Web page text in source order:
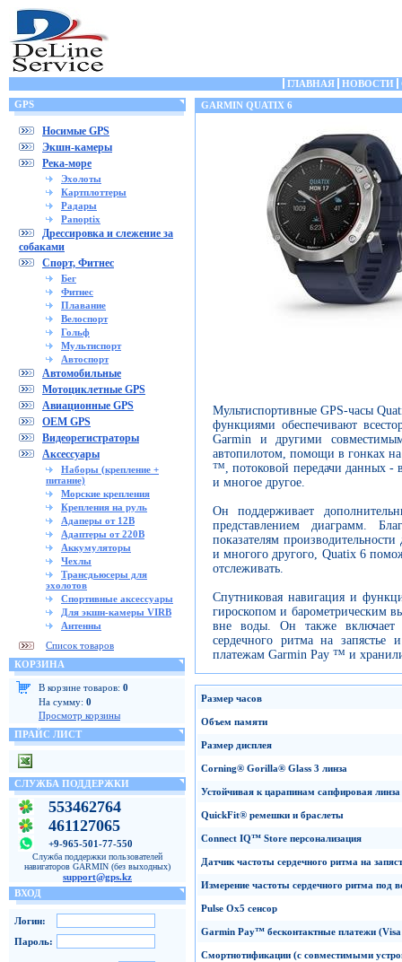
ГЛАВНАЯ НОВОСТИ
GPS
Носимые GPS
Экшн-камеры
Река-море
Эхолоты
Картплоттеры
Радары
Panoptix
Дрессировка и слежение за
собаками
Спорт, Фитнес
Бег
Фитнес
Плавание
Велоспорт
Гольф
Мультиспорт
Автоспорт
Автомобильные
Мотоциклетные GPS
Авиационные GPS
OEM GPS
Видеорегистраторы
Аксессуары
Наборы (крепление +
питание)
Морские крепления
Крепления на руль
Адаперы от 12В
Адаптеры от 220В
Аккумуляторы
Чехлы
Трансдьюсеры для
эхолотов
Спортивные аксессуары
Для экшн-камеры VIRB
Антенны
Список товаров
КОРЗИНА
В корзине товаров: 0
На сумму: 0
Просмотр корзины
ПРАЙС ЛИСТ
СЛУЖБА ПОДДЕРЖКИ
553462764
461127065
+9-965-501-77-550
Служба поддержки пользователей
навигаторов GARMIN (без выходных)
support@gps.kz
ВХОД
Логин:
Пароль:
GARMIN QUATIX 6
Мультиспортивные GPS-часы
функциями обеспечивают
Garmin и другими
автопилотом, помощи в гонках
™, потоковой передачи данных -
и многое другое.
Он поддерживает
представлением диаграмм.
показателям
и многого другого, Quatix 6
отслеживать.
Спутниковая навигация и
гироскопом и барометрическим
вне воды. Он также включает
сердечного ритма на
платежам Garmin Pay ™ и
Размер часов
Объем памяти
Размер дисплея
Corning® Gorilla® Glass 3 линза
Устойчивая к царапинам сапфировая линза
QuickFit® ремешки и браслеты
Connect IQ™ Store персонализация
Датчик частоты сердечного ритма на
Измерение частоты сердечного ритма под
Pulse Ox5 сенсор
Garmin Pay™ бесконтактные платежи
Смортнотификации (с совместимыми